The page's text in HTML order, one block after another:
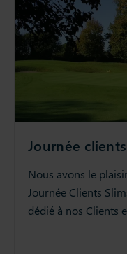
Journée
Nous avons le
Journée Clients
dédié à nos Clients